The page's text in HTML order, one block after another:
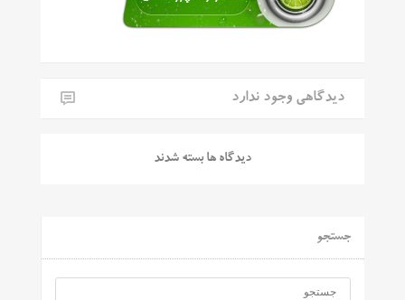
دیدگاهی وجود ندارد
دیدگاه ها بسته شدند
جستجو